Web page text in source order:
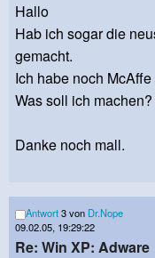
Hallo
Hab ich sogar die
gemacht.
Ich habe noch
Was soll ich machen?
Danke noch mall.
Antwort3 von Dr.Nope
09.02.05, 19:29:22
Re: Win XP: Adware